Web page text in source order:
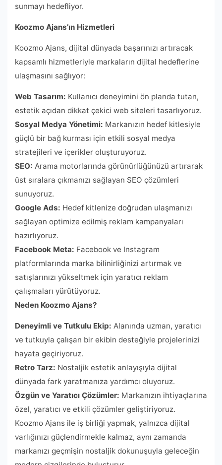
sunmayı hedefliyor.
Koozmo Ajans’ın Hizmetleri
Koozmo Ajans, dijital dünyada başarınızı artıracak
kapsamlı hizmetleriyle markaların dijital hedeflerine
ulaşmasını sağlıyor:
Web Tasarım: Kullanıcı deneyimini ön planda tutan,
estetik açıdan dikkat çekici web siteleri tasarlıyoruz.
Sosyal Medya Yönetimi: Markanızın hedef kitlesiyle
güçlü bir bağ kurması için etkili sosyal medya
stratejileri ve içerikler oluşturuyoruz.
SEO: Arama motorlarında görünürlüğünüzü artırarak
üst sıralara çıkmanızı sağlayan SEO çözümleri
sunuyoruz.
Google Ads: Hedef kitlenize doğrudan ulaşmanızı
sağlayan optimize edilmiş reklam kampanyaları
hazırlıyoruz.
Facebook Meta: Facebook ve Instagram
platformlarında marka bilinirliğinizi artırmak ve
satışlarınızı yükseltmek için yaratıcı reklam
çalışmaları yürütüyoruz.
Neden Koozmo Ajans?
Deneyimli ve Tutkulu Ekip: Alanında uzman, yaratıcı
ve tutkuyla çalışan bir ekibin desteğiyle projelerinizi
hayata geçiriyoruz.
Retro Tarz: Nostaljik estetik anlayışıyla dijital
dünyada fark yaratmanıza yardımcı oluyoruz.
Özgün ve Yaratıcı Çözümler: Markanızın ihtiyaçlarına
özel, yaratıcı ve etkili çözümler geliştiriyoruz.
Koozmo Ajans ile iş birliği yapmak, yalnızca dijital
varlığınızı güçlendirmekle kalmaz, aynı zamanda
markanızı geçmişin nostaljik dokunuşuyla geleceğin